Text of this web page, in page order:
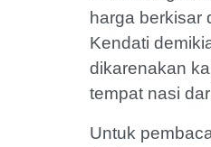
harga berkisar
Kendati
dikarenakan
tempat nasi
Untuk